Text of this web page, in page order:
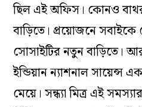
ছিল এই অফিস। কোনও
বাড়িতে। প্রয়োজনে সবাইকে
সোসাইটির নতুন বাড়িতে।
ইন্ডিয়ান ন্যাশনাল সায়েন্স
মেয়ে। সন্ধ্যা মিত্র এই